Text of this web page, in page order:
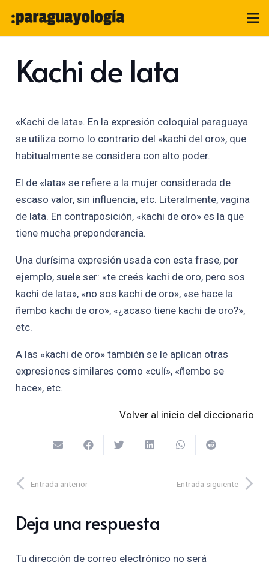
Kachi de lata
«Kachi de lata». En la expresión coloquial paraguaya
se utiliza como lo contrario del «kachi del oro», que
habitualmente se considera con alto poder.
El de «lata» se refiere a la mujer considerada de
escaso valor, sin influencia, etc. Literalmente, vagina
de lata. En contraposición, «kachi de oro» es la que
tiene mucha preponderancia.
Una durísima expresión usada con esta frase, por
ejemplo, suele ser: «te creés kachi de oro, pero sos
kachi de lata», «no sos kachi de oro», «se hace la
ñembo kachi de oro», «¿acaso tiene kachi de oro?»,
etc.
A las «kachi de oro» también se le aplican otras
expresiones similares como «culí», «ñembo se
hace», etc.
Volver al inicio del diccionario
Entrada anterior Entrada siguiente
Deja una respuesta
Tu dirección de correo electrónico no será